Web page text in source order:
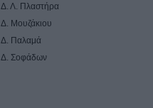
Δ. Λ. Πλαστήρα
Δ. Μουζάκιου
Δ. Παλαμά
Δ. Σοφάδων